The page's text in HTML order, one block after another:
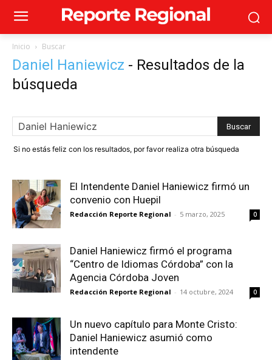
Inicio Buscar
Daniel Haniewicz - Resultados de la
búsqueda
Si no estás feliz con los resultados, por favor realiza otra búsqueda
El Intendente Daniel Haniewicz firmó un
convenio con Huepil
Redacción Reporte Regional - 5 marzo, 2025 0
Daniel Haniewicz firmó el programa
“Centro de Idiomas Córdoba” con la
Agencia Córdoba Joven
Redacción Reporte Regional - 14 octubre, 2024 0
Un nuevo capítulo para Monte Cristo:
Daniel Haniewicz asumió como
intendente